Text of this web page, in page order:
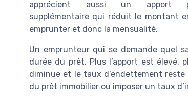
apprécient aussi un apport
supplémentaire qui réduit le montant
emprunter et donc la mensualité.
Un emprunteur qui se demande quel
durée du prêt. Plus l’apport est élevé,
diminue et le taux d’endettement
du prêt immobilier ou imposer un taux